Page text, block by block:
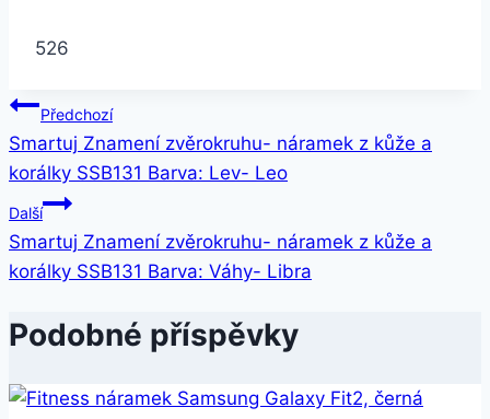
526
Navigace
pro
příspěvek
Předchozí
Smartuj Znamení zvěrokruhu- náramek z kůže a
korálky SSB131 Barva: Lev- Leo
Další
Smartuj Znamení zvěrokruhu- náramek z kůže a
korálky SSB131 Barva: Váhy- Libra
Podobné příspěvky